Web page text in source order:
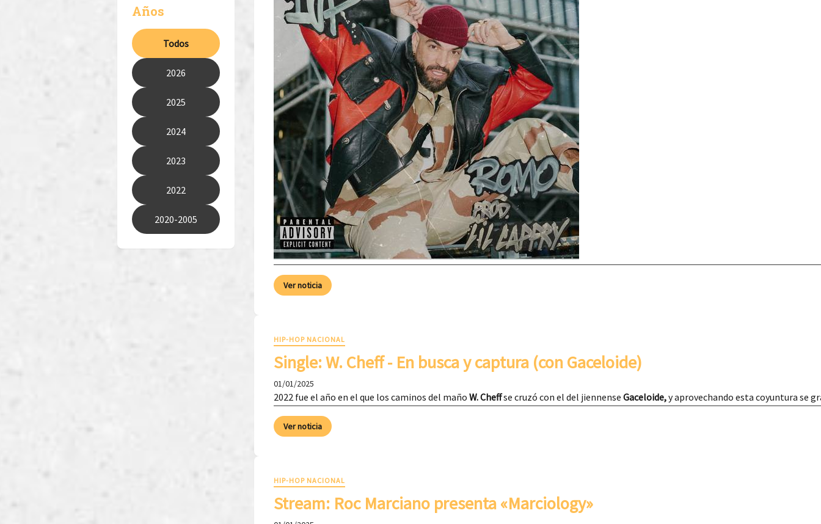
Años
Todos
2026
2025
2024
2023
2022
2020-2005
Ver noticia
HIP-HOP NACIONAL
Single: W. Cheff - En busca y captura (con Gaceloide)
01/01/2025
2022 fue el año en el que los caminos del maño W. Cheffse cruzó con el del jiennense Gaceloide,y aprovechando esta coyuntura se
Ver noticia
HIP-HOP NACIONAL
Stream: Roc Marciano presenta «Marciology»